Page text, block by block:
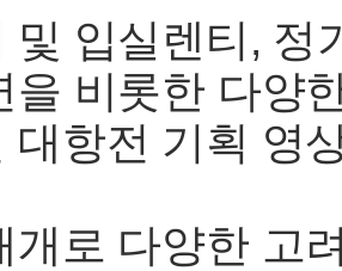
및 입실렌티, 정
을 비롯한 다양
대항전 기획 영
개로 다양한 고